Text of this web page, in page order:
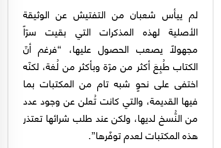
لم ييأس شعبان من التفتيش عن الوثيقة
الأصلية لهذه المذكرات التي بقيت سرّاً
مجهولاً يصعب الحصول عليها، “فرغم أنّ
الكتاب طُبِعَ أكثر من مرّة وبأكثر من لُغة، لكنّه
اختفى على نحوٍ شبه تام من المكتبات بما
فيها القديمة، والتي كانت تُعلن عن وجود عدد
من النُّسخ لديها، ولكن عند طلب شرائها تعتذر
هذه المكتبات لعدم توفّرها”.